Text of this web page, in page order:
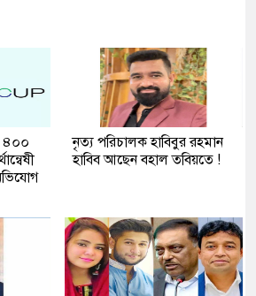
৪০০
নৃত্য পরিচালক হাবিবুর রহমান
হাবিব আছেন বহাল তবিয়তে !